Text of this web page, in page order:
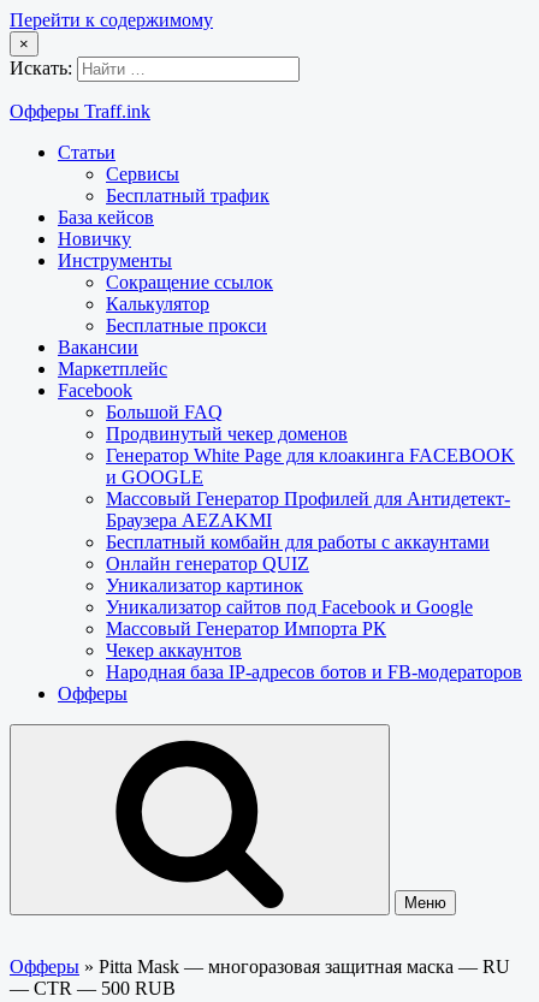
Перейти к содержимому
×
Искать:
Офферы Traff.ink
Статьи
Сервисы
Бесплатный трафик
База кейсов
Новичку
Инструменты
Сокращение ссылок
Калькулятор
Бесплатные прокси
Вакансии
Маркетплейс
Facebook
Большой FAQ
Продвинутый чекер доменов
Генератор White Page для клоакинга FACEBOOK
и GOOGLE
Массовый Генератор Профилей для Антидетект-
Браузера AEZAKMI
Бесплатный комбайн для работы с аккаунтами
Онлайн генератор QUIZ
Уникализатор картинок
Уникализатор сайтов под Facebook и Google
Массовый Генератор Импорта РК
Чекер аккаунтов
Народная база IP-адресов ботов и FB-модераторов
Офферы
Меню
Офферы » Pitta Mask — многоразовая защитная маска — RU
— CTR — 500 RUB